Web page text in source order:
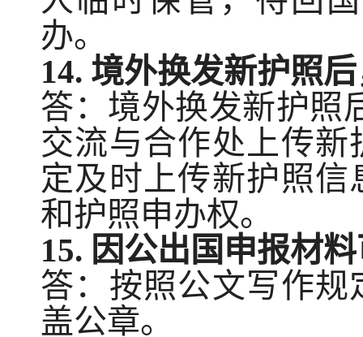
办。
14. 境外换发新护照
答：境外换发新护照
交流与合作处 上传
定及时上传新护照
和护照申办权。
15. 因公出国 申报材料
答：按照公文写作
盖公章。